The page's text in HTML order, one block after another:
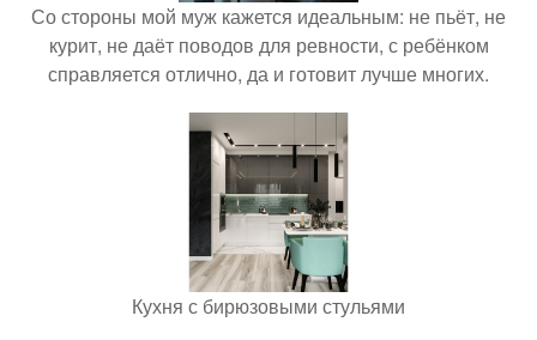
Со стороны мой муж кажется идеальным: не пьёт, не
курит, не даёт поводов для ревности, с ребёнком
справляется отлично, да и готовит лучше многих.
Кухня с бирюзовыми стульями